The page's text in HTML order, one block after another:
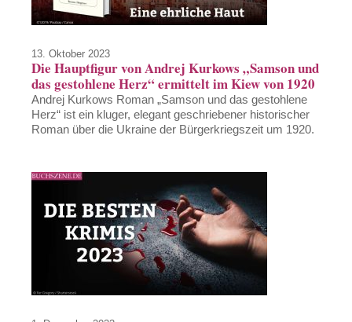
13. Oktober 2023
Die Hauptfigur von Andrej Kurkows „Samson und
das gestohlene Herz“ ermittelt im Kiew von 1920
Andrej Kurkows Roman „Samson und das gestohlene
Herz“ ist ein kluger, elegant geschriebener historischer
Roman über die Ukraine der Bürgerkriegszeit um 1920.